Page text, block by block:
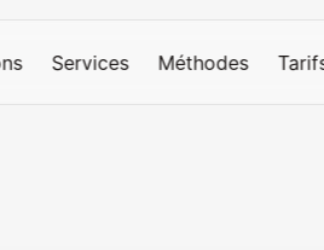
Services Méthodes